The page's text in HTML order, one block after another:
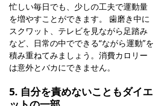
忙しい毎日でも、少しの工夫で運動量
を増やすことができます。 歯磨き中に
スクワット、テレビを見ながら足踏み
など、日常の中でできる“ながら運動”を
積み重ねてみましょう。消費カロリー
は意外とバカにできません。
5. 自分を責めないこともダイエ